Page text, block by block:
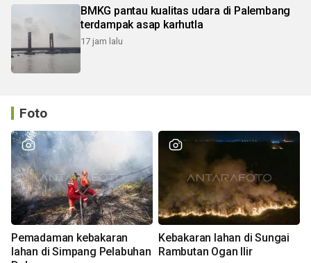
BMKG pantau kualitas udara di Palembang
terdampak asap karhutla
17 jam lalu
Foto
Pemadaman kebakaran
lahan di Simpang Pelabuhan
Kebakaran lahan di Sungai
Rambutan Ogan Ilir